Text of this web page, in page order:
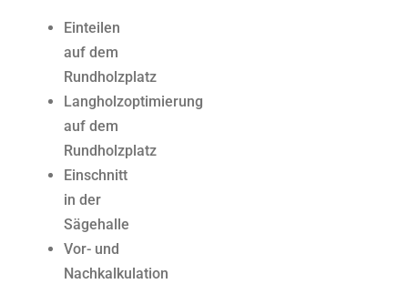
Einteilen
auf dem
Rundholzplatz
Langholzoptimierung
auf dem
Rundholzplatz
Einschnitt
in der
Sägehalle
Vor- und
Nachkalkulation